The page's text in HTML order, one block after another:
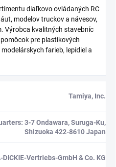
diaľkovo ovládaných RC
modelov truckov a návesov,
Výrobca kvalitných stavebníc
pre plastikových
farieb, lepidiel a
Tamiya, Inc.
3-7 Ondawara, Suruga-Ku,
Shizuoka 422-8610 Japan
DICKIE-Vertriebs-GmbH & Co. KG